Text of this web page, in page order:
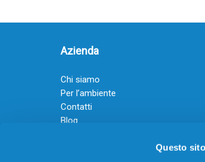
Questo
Azienda
Chi siamo
Per l’ambiente
Contatti
Blog
Guadagna con il Dropship